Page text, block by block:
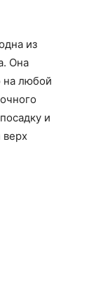
из
Она
на любой
и